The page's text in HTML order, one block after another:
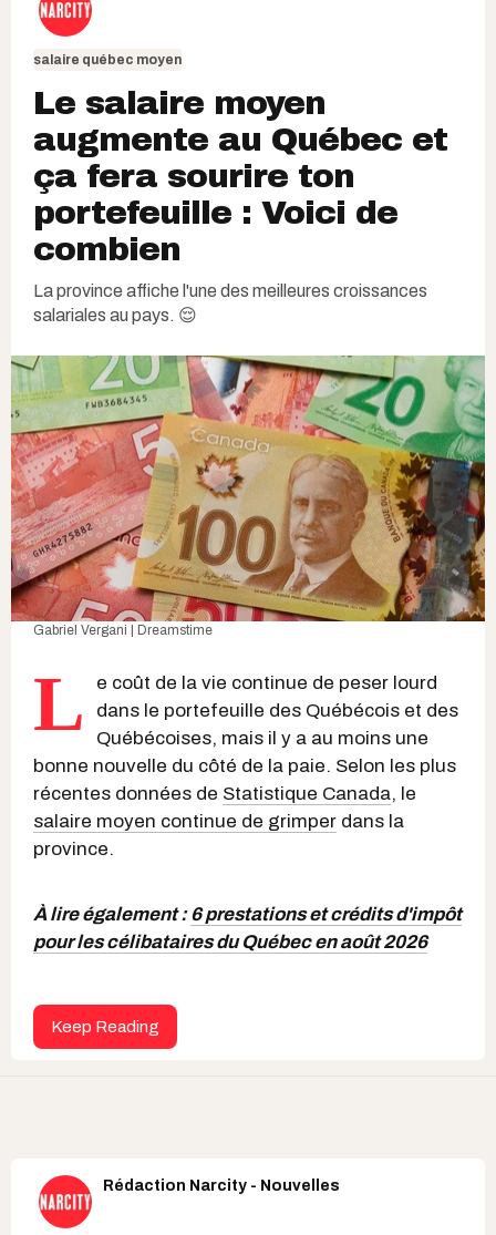
salaire québec moyen
Le salaire moyen
augmente au Québec et
ça fera sourire ton
portefeuille : Voici de
combien
La province affiche l'une des meilleures croissances
salariales au pays. 😌
Gabriel Vergani | Dreamstime
L
e coût de la vie continue de peser lourd
dans le portefeuille des Québécois et des
Québécoises, mais il y a au moins une
bonne nouvelle du côté de la paie. Selon les plus
récentes données de Statistique Canada, le
salaire moyen continue de grimper dans la
province.
À lire également :6 prestations et crédits d'impôt
pour les célibataires du Québec en août 2026
Keep Reading
Rédaction Narcity - Nouvelles